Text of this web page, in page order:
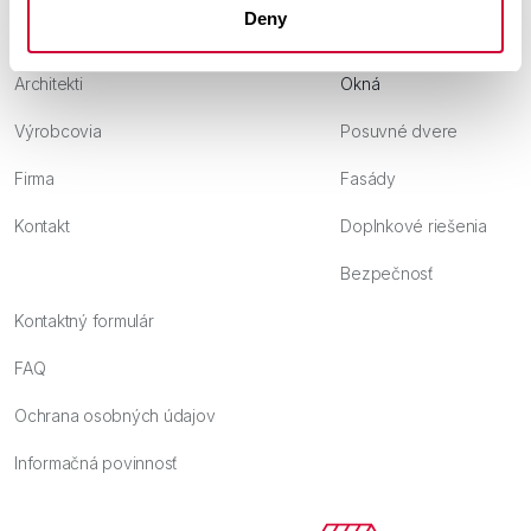
Deny
Architekti
Výrobcovia
Firma
Kontakt
Okná
Posuvné dvere
Fasády
Doplnkové riešenia
Bezpečnosť
Kontaktný formulár
FAQ
Ochrana osobných údajov
Informačná povinnosť